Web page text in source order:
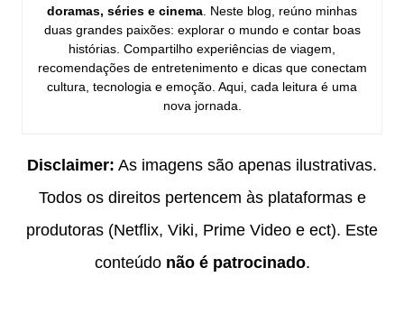
doramas, séries e cinema . Neste blog, reúno minhas
duas grandes paixões: explorar o mundo e contar boas
histórias. Compartilho experiências de viagem,
recomendações de entretenimento e dicas que conectam
cultura, tecnologia e emoção. Aqui, cada leitura é uma
nova jornada.
Disclaimer: As imagens são apenas ilustrativas.
Todos os direitos pertencem às plataformas e
produtoras (Netflix, Viki, Prime Video e ect). Este
conteúdo não é patrocinado.